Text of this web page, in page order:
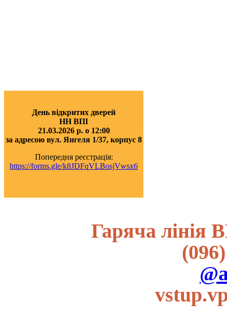
День відкритих дверей
НН ВПІ
21.03.2026 р. о 12:00
за адресою вул. Янгеля 1/37, корпус 8
Попередня реєстрація:
https://forms.gle/k8JDFqVLBosjVwsx6
Гаряча лінія